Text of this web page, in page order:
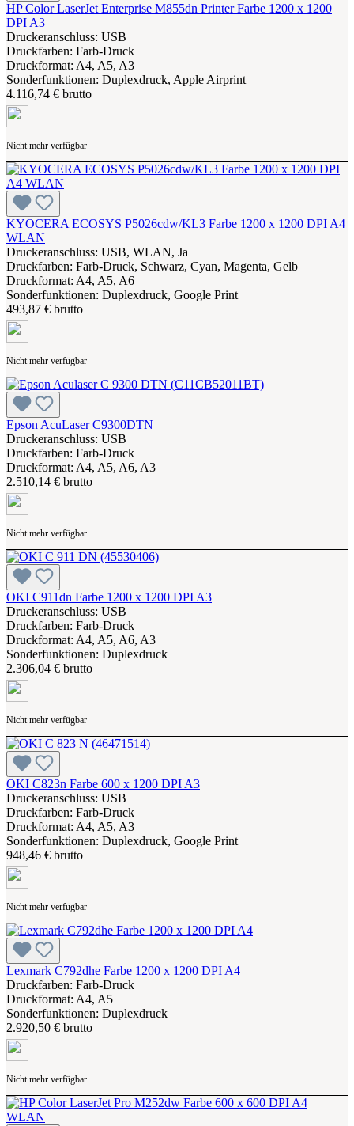
HP Color LaserJet Enterprise M855dn Printer Farbe 1200 x 1200
DPI A3
Druckeranschluss: USB
Druckfarben: Farb-Druck
Druckformat: A4, A5, A3
Sonderfunktionen: Duplexdruck, Apple Airprint
4.116,74 € brutto
Nicht mehr verfügbar
KYOCERA ECOSYS P5026cdw/KL3 Farbe 1200 x 1200 DPI A4
WLAN
Druckeranschluss: USB, WLAN, Ja
Druckfarben: Farb-Druck, Schwarz, Cyan, Magenta, Gelb
Druckformat: A4, A5, A6
Sonderfunktionen: Duplexdruck, Google Print
493,87 € brutto
Nicht mehr verfügbar
Epson AcuLaser C9300DTN
Druckeranschluss: USB
Druckfarben: Farb-Druck
Druckformat: A4, A5, A6, A3
2.510,14 € brutto
Nicht mehr verfügbar
OKI C911dn Farbe 1200 x 1200 DPI A3
Druckeranschluss: USB
Druckfarben: Farb-Druck
Druckformat: A4, A5, A6, A3
Sonderfunktionen: Duplexdruck
2.306,04 € brutto
Nicht mehr verfügbar
OKI C823n Farbe 600 x 1200 DPI A3
Druckeranschluss: USB
Druckfarben: Farb-Druck
Druckformat: A4, A5, A3
Sonderfunktionen: Duplexdruck, Google Print
948,46 € brutto
Nicht mehr verfügbar
Lexmark C792dhe Farbe 1200 x 1200 DPI A4
Druckfarben: Farb-Druck
Druckformat: A4, A5
Sonderfunktionen: Duplexdruck
2.920,50 € brutto
Nicht mehr verfügbar